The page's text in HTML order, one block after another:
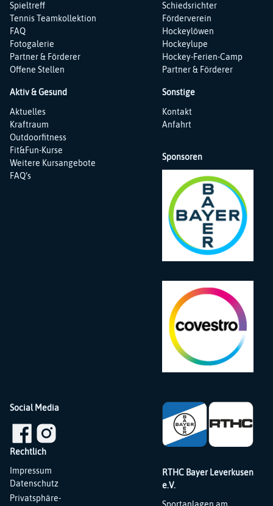
Spieltreff
Tennis Teamkollektion
FAQ
Fotogalerie
Partner & Förderer
Offene Stellen
Schiedsrichter
Förderverein
Hockeylöwen
Hockeylupe
Hockey-Ferien-Camp
Partner & Förderer
Aktiv & Gesund
Navigation
überspringen
Aktuelles
Kraftraum
Outdoorfitness
Fit&Fun-Kurse
Weitere Kursangebote
FAQ‘s
Sonstige
Navigation
überspringen
Kontakt
Anfahrt
Sponsoren
Social Media
Rechtlich
Navigation
überspringen
Impressum
Datenschutz
Privatsphäre-
RTHC Bayer Leverkusen
e.V.